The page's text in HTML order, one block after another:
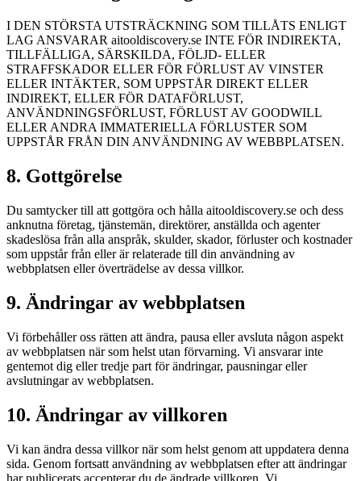
I DEN STÖRSTA UTSTRÄCKNING SOM TILLÅTS ENLIGT
LAG ANSVARAR aitooldiscovery.se INTE FÖR INDIREKTA,
TILLFÄLLIGA, SÄRSKILDA, FÖLJD- ELLER
STRAFFSKADOR ELLER FÖR FÖRLUST AV VINSTER
ELLER INTÄKTER, SOM UPPSTÅR DIREKT ELLER
INDIREKT, ELLER FÖR DATAFÖRLUST,
ANVÄNDNINGSFÖRLUST, FÖRLUST AV GOODWILL
ELLER ANDRA IMMATERIELLA FÖRLUSTER SOM
UPPSTÅR FRÅN DIN ANVÄNDNING AV WEBBPLATSEN.
8. Gottgörelse
Du samtycker till att gottgöra och hålla aitooldiscovery.se och dess
anknutna företag, tjänstemän, direktörer, anställda och agenter
skadeslösa från alla anspråk, skulder, skador, förluster och kostnader
som uppstår från eller är relaterade till din användning av
webbplatsen eller överträdelse av dessa villkor.
9. Ändringar av webbplatsen
Vi förbehåller oss rätten att ändra, pausa eller avsluta någon aspekt
av webbplatsen när som helst utan förvarning. Vi ansvarar inte
gentemot dig eller tredje part för ändringar, pausningar eller
avslutningar av webbplatsen.
10. Ändringar av villkoren
Vi kan ändra dessa villkor när som helst genom att uppdatera denna
sida. Genom fortsatt användning av webbplatsen efter att ändringar
har publicerats accepterar du de ändrade villkoren. Vi